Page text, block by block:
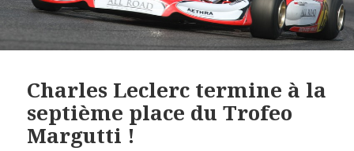
Charles Leclerc termine à la
septième place du Trofeo
Margutti !